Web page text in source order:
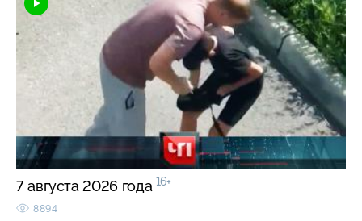
7 августа 2026 года 16+
8894